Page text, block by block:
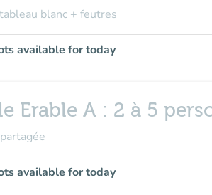
blanc + feutres
available for today
Erable A : 2 à 5
available for today